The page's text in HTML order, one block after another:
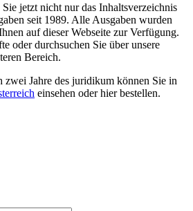
jetzt nicht nur das Inhaltsverzeichnis
seit 1989. Alle Ausgaben wurden
auf dieser Webseite zur Verfügung.
oder durchsuchen Sie über unsere
Bereich.
zwei Jahre des juridikum können Sie in
einsehen oder hier bestellen.